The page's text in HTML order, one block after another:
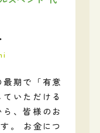
期で「有意
いただける
、皆様のお
。 お金につ